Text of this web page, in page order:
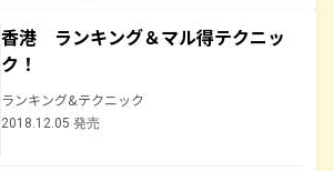
香港 ランキング＆マル得テクニッ
ク！
ランキング&テクニック
2018.12.05 発売